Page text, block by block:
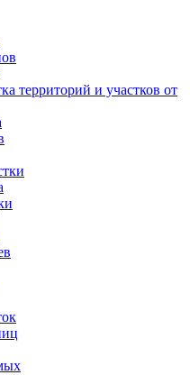
территорий и участков от